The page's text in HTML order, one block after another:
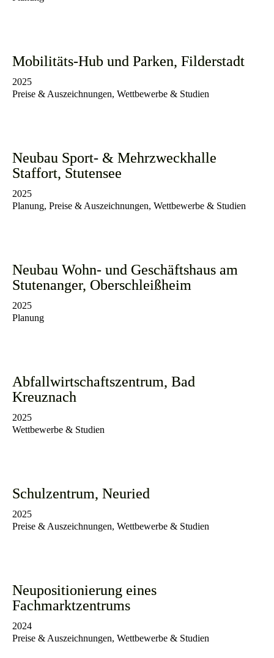
Mobilitäts-Hub und Parken, Filderstadt
2025
Preise & Auszeichnungen, Wettbewerbe & Studien
Neubau Sport- & Mehrzweckhalle
Staffort, Stutensee
2025
Planung, Preise & Auszeichnungen, Wettbewerbe & Studien
Neubau Wohn- und Geschäftshaus am
Stutenanger, Oberschleißheim
2025
Planung
Abfallwirtschaftszentrum, Bad
Kreuznach
2025
Wettbewerbe & Studien
Schulzentrum, Neuried
2025
Preise & Auszeichnungen, Wettbewerbe & Studien
Neupositionierung eines
Fachmarktzentrums
2024
Preise & Auszeichnungen, Wettbewerbe & Studien